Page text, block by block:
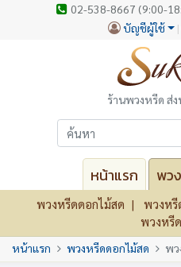
02-538-8667 (9:00-
บัญชีผู้ใช้
ร้านพวงหรีด ส่
หน้าแรก พว
พวงหรีดดอกไม้สด พวงห
พวงหรี
หน้าแรก พวงหรีดดอกไม้สด พว